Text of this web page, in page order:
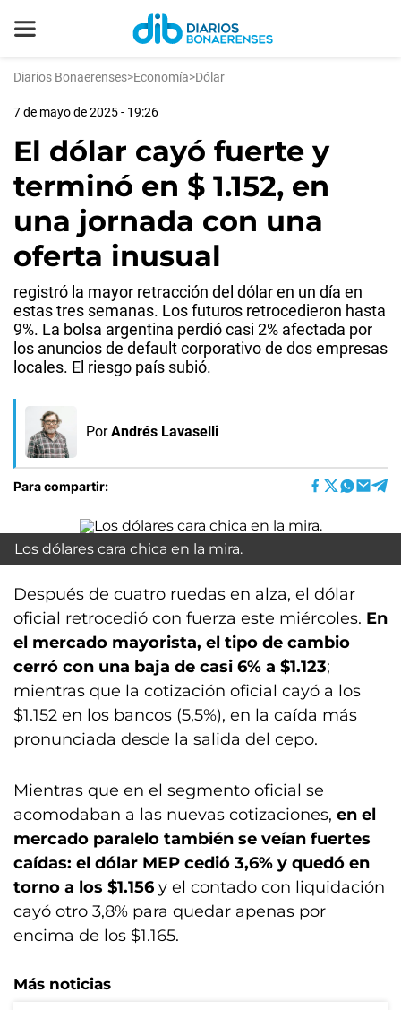
Diarios Bonaerenses>Economía>Dólar
7 de mayo de 2025 - 19:26
El dólar cayó fuerte y
terminó en $ 1.152, en
una jornada con una
oferta inusual
registró la mayor retracción del dólar en un día en
estas tres semanas. Los futuros retrocedieron hasta
9%. La bolsa argentina perdió casi 2% afectada por
los anuncios de default corporativo de dos empresas
locales. El riesgo país subió.
Por Andrés Lavaselli
Para compartir:
Los dólares cara chica en la mira.
Después de cuatro ruedas en alza, el dólar
oficial retrocedió con fuerza este miércoles. En
el mercado mayorista, el tipo de cambio
cerró con una baja de casi 6% a $1.123;
mientras que la cotización oficial cayó a los
$1.152 en los bancos (5,5%), en la caída más
pronunciada desde la salida del cepo.
Mientras que en el segmento oficial se
acomodaban a las nuevas cotizaciones, en el
mercado paralelo también se veían fuertes
caídas: el dólar MEP cedió 3,6% y quedó en
torno a los $1.156 y el contado con liquidación
cayó otro 3,8% para quedar apenas por
encima de los $1.165.
Más noticias